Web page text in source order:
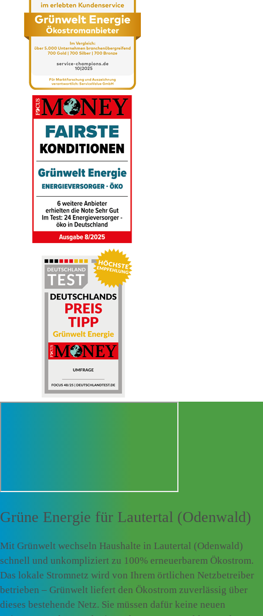
Grüne Energie für Lautertal (Odenwald)
Mit Grünwelt wechseln Haushalte in Lautertal (Odenwald)
schnell und unkompliziert zu 100% erneuerbarem Ökostrom.
Das lokale Stromnetz wird von Ihrem örtlichen Netzbetreiber
betrieben – Grünwelt liefert den Ökostrom zuverlässig über
dieses bestehende Netz. Sie müssen dafür keine neuen